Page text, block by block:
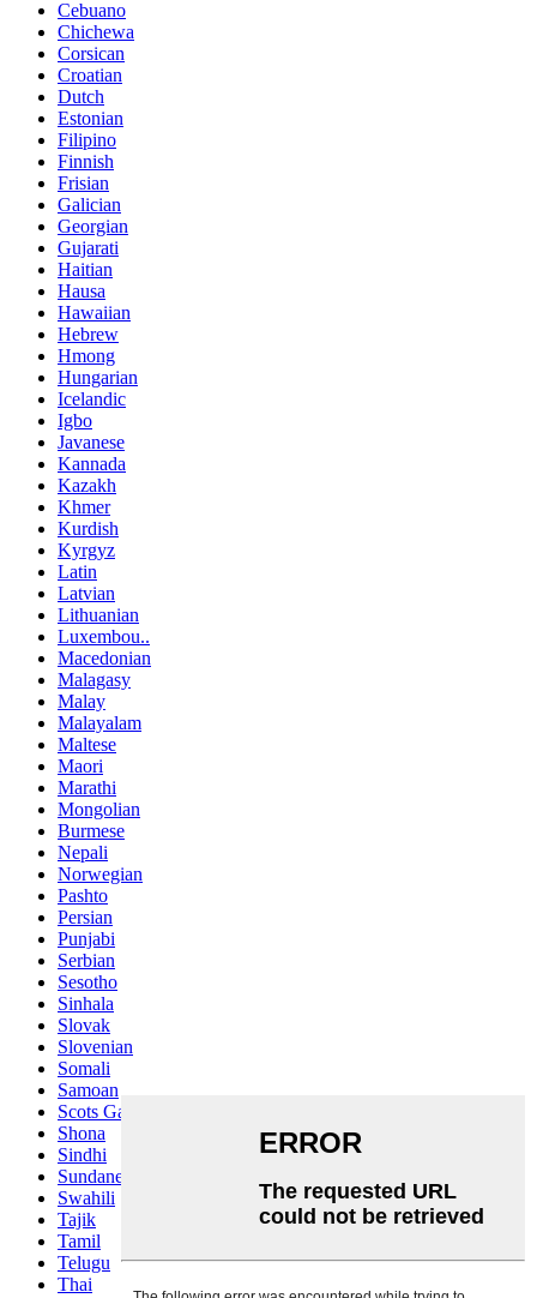
Cebuano
Chichewa
Corsican
Croatian
Dutch
Estonian
Filipino
Finnish
Frisian
Galician
Georgian
Gujarati
Haitian
Hausa
Hawaiian
Hebrew
Hmong
Hungarian
Icelandic
Igbo
Javanese
Kannada
Kazakh
Khmer
Kurdish
Kyrgyz
Latin
Latvian
Lithuanian
Luxembou..
Macedonian
Malagasy
Malay
Malayalam
Maltese
Maori
Marathi
Mongolian
Burmese
Nepali
Norwegian
Pashto
Persian
Punjabi
Serbian
Sesotho
Sinhala
Slovak
Slovenian
Somali
Samoan
Scots Gaelic
Shona
Sindhi
Sundanese
Swahili
Tajik
Tamil
Telugu
Thai